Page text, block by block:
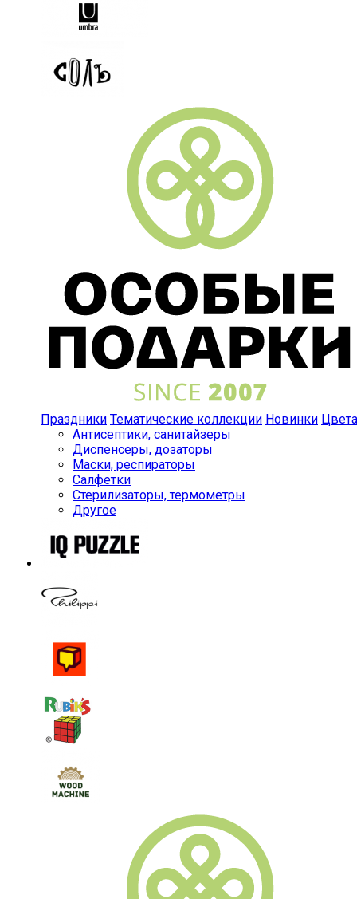
Праздники Тематические коллекции Новинки Цвета
Антисептики, санитайзеры
Диспенсеры, дозаторы
Маски, респираторы
Салфетки
Стерилизаторы, термометры
Другое